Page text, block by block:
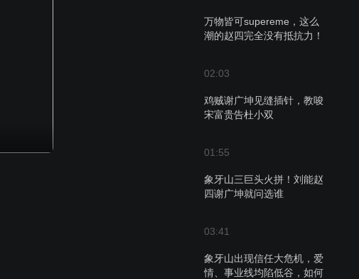
万物皆可supereme，这么
潮的赵四完全没有抵抗力！
02:03
鸡贼谢广坤见缝插针，教唆
宋富贵告杜小双
01:55
象牙山三巨头火拼！刘能赵
四谢广坤就问选谁
03:41
象牙山出现信任大危机，爱
情、事业线均陷低谷，如何